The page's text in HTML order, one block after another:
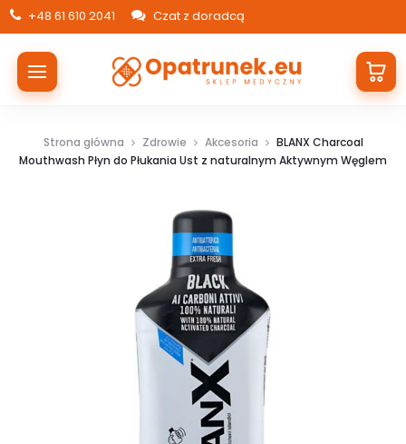
+48 61 610 2041 Czat z doradcą
Strona główna Zdrowie Akcesoria
BLANX Charcoal
Mouthwash Płyn do Płukania Ust z naturalnym Aktywnym Węglem